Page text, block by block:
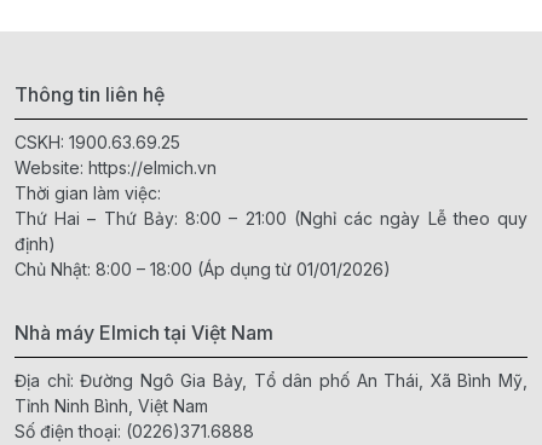
Thông tin liên hệ
CSKH: 1900.63.69.25
Website: https://elmich.vn
Thời gian làm việc:
Thứ Hai – Thứ Bảy: 8:00 – 21:00 (Nghỉ các ngày Lễ theo quy
định)
Chủ Nhật: 8:00 – 18:00 (Áp dụng từ 01/01/2026)
Nhà máy Elmich tại Việt Nam
Địa chỉ: Đường Ngô Gia Bảy, Tổ dân phố An Thái, Xã Bình Mỹ,
Tỉnh Ninh Bình, Việt Nam
Số điện thoại: (0226)371.6888